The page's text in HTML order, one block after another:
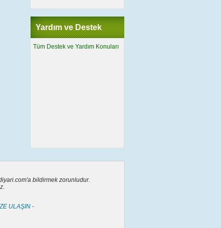
Yardım ve Destek
Tüm Destek ve Yardım Konuları
bildirmek zorunludur.
ULAŞIN -